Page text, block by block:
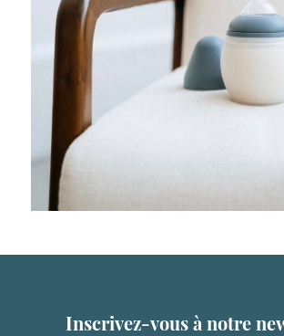
Inscrivez-vous à notre